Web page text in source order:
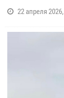
22 апреля